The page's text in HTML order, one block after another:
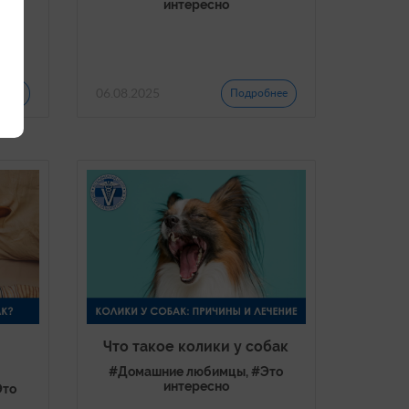
интересно
Подробнее
Что такое колики у собак
#Домашние любимцы, #Это
интересно